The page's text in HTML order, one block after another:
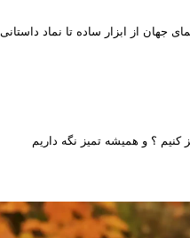
جهان از ابزار ساده تا نماد داستانی
کنیم ؟ و همیشه تمیز نگه داریم